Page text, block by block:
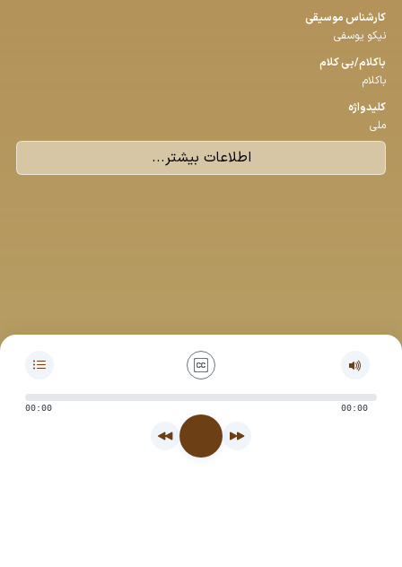
كارشناس موسیقی
نیکو یوسفی
باكلام/بی كلام
باکلام
كلیدواژه
ملی
اطلاعات بیشتر...
00:00 00:00